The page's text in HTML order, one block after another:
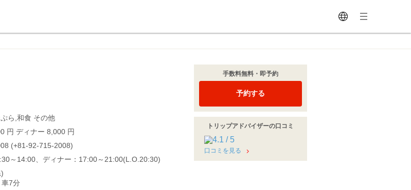
ら,和食 その他
円 ディナー 8,000 円
(+81-92-715-2008)
～14:00、ディナー：17:00～21:00(L.O.20:30)
車7分
手数料無料・即予約
予約する
トリップアドバイザーの口コミ
口コミを見る